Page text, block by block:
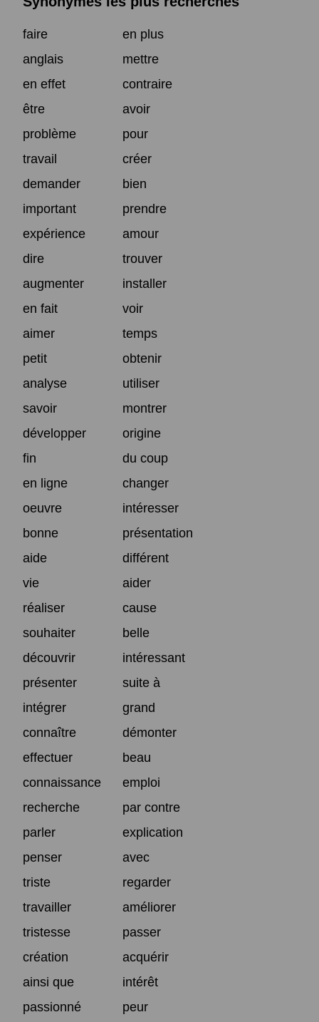
faire
en plus
anglais
mettre
en effet
contraire
être
avoir
problème
pour
travail
créer
demander
bien
important
prendre
expérience
amour
dire
trouver
augmenter
installer
en fait
voir
aimer
temps
petit
obtenir
analyse
utiliser
savoir
montrer
développer
origine
fin
du coup
en ligne
changer
oeuvre
intéresser
bonne
présentation
aide
différent
vie
aider
réaliser
cause
souhaiter
belle
découvrir
intéressant
présenter
suite à
intégrer
grand
connaître
démonter
effectuer
beau
connaissance
emploi
recherche
par contre
parler
explication
penser
avec
triste
regarder
travailler
améliorer
tristesse
passer
création
acquérir
ainsi que
intérêt
passionné
peur